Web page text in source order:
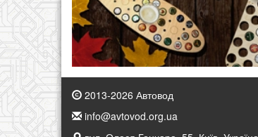
2013-2026 Автовод
info@avtovod.org.ua